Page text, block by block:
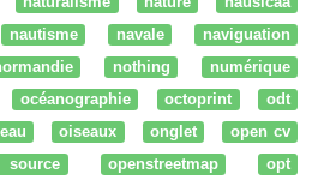
nautisme navale
naviguation
nothing
numérique
océanographie octoprint
odt
oiseaux onglet
open cv
source openstreetmap
opt